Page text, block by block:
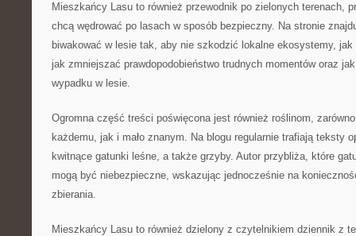
Mieszkańcy Lasu to również przewodnik po zielonych terenach,
chcą wędrować po lasach w sposób bezpieczny. Na stronie
biwakować w lesie tak, aby nie szkodzić lokalne ekosystemy,
jak zmniejszać prawdopodobieństwo trudnych momentów oraz
wypadku w lesie.
Ogromna część treści poświęcona jest również roślinom,
każdemu, jak i mało znanym. Na blogu regularnie trafiają teksty
kwitnące gatunki leśne, a także grzyby. Autor przybliża, które
mogą być niebezpieczne, wskazując jednocześnie na
zbierania.
Mieszkańcy Lasu to również dzielony z czytelnikiem dziennik z